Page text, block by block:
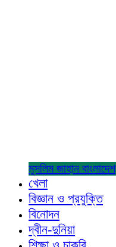
মুসলিম জাহান বাংলাদেশ
খেলা
বিজ্ঞান ও প্রযুক্তি
বিনোদন
দ্বীন-দুনিয়া